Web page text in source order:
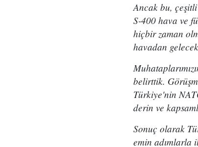
Ancak bu,
S-400 hava ve
hiçbir zaman
havadan
belirttik.
Türkiye'nin
derin ve
Sonuç olarak
emin adımlarla